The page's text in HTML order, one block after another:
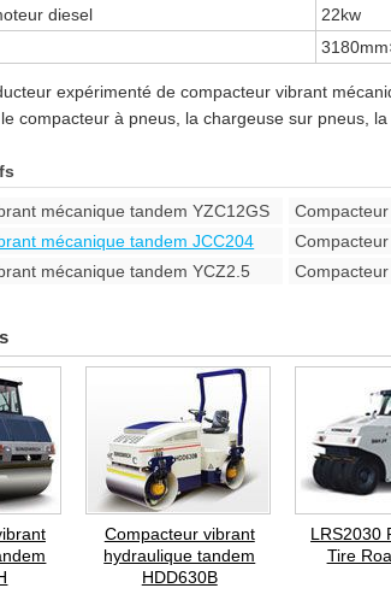
diesel
22kw
expérimenté de compacteur vibrant
compacteur à pneus, la chargeuse sur pneus, la
mécanique tandem YZC12GS
mécanique tandem JCC204
mécanique tandem YCZ2.5
Compacteur vibrant
hydraulique tandem
HDD630B
LRS2030
Tire